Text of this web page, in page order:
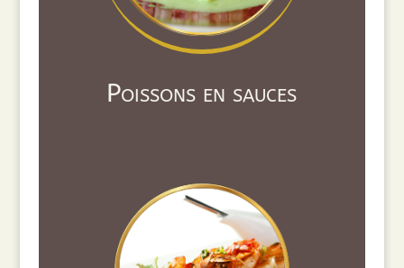
Poissons en sauces